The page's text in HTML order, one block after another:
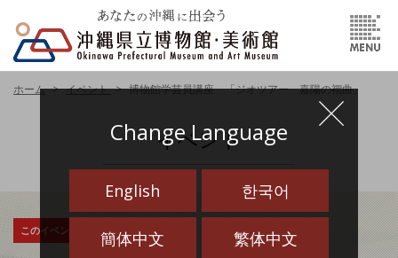
Change Language
English 한국어
簡体中文 繁体中文
ホーム イベント 博物館学芸員講座 「ジオツアー 嘉陽の褶曲」
イベント
このイベントは終了しました